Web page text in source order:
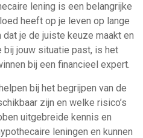
lening is een belangrijke
heeft op je leven op lange
je de juiste keuze maakt en
jouw situatie past, is het
bij een financieel expert.
bij het begrijpen van de
zijn en welke risico’s
uitgebreide kennis en
leningen en kunnen